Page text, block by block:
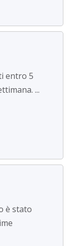
entro 5
...
è stato